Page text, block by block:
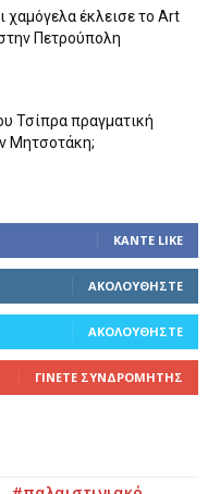
χαμόγελα έκλεισε το Art
Πετρούπολη
Τσίπρα πραγματική
Μητσοτάκη;
ΚΆΝΤΕ LIKE
ΑΚΟΛΟΥΘΉΣΤΕ
ΑΚΟΛΟΥΘΉΣΤΕ
ΓΊΝΕΤΕ ΣΥΝΔΡΟΜΗΤΉΣ